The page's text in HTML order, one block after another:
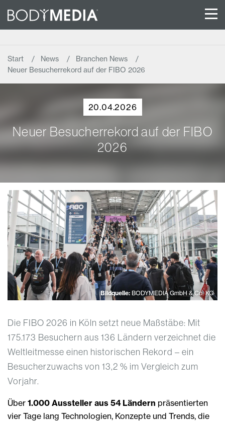
Start News
Branchen News
Neuer Besucherrekord auf der FIBO 2026
20.04.2026
Neuer Besucherrekord auf der FIBO
2026
Bildquelle: BODYMEDIA GmbH & Co. KG
Die FIBO 2026 in Köln setzt neue Maßstäbe: Mit
175.173 Besuchern aus 136 Ländern verzeichnet die
Weltleitmesse einen historischen Rekord – ein
Besucherzuwachs von 13,2 % im Vergleich zum
Vorjahr.
Über 1.000 Aussteller aus 54 Ländern präsentierten
vier Tage lang Technologien, Konzepte und Trends, die